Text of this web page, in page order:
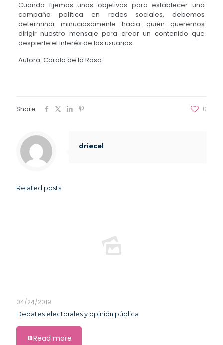
Cuando fijemos unos objetivos para establecer una
campaña política en redes sociales, debemos
determinar minuciosamente hacia quién queremos
dirigir nuestro mensaje para crear un contenido que
despierte el interés de los usuarios.
Autora: Carola de la Rosa.
Share 0
driecel
Related posts
04/24/2019
Debates electorales y opinión pública
Read more